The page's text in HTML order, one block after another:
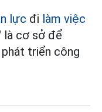
lực đi làm việc
là cơ sở để
triển công